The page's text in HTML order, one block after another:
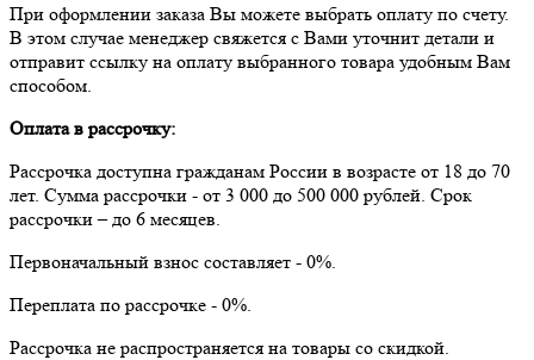
При оформлении заказа Вы можете выбрать оплату по счету.
В этом случае менеджер свяжется с Вами уточнит детали и
отправит ссылку на оплату выбранного товара удобным Вам
способом.
Оплата в рассрочку:
Рассрочка доступна гражданам России в возрасте от 18 до 70
лет. Сумма рассрочки - от 3 000 до 500 000 рублей. Срок
рассрочки – до 6 месяцев.
Первоначальный взнос составляет - 0%.
Переплата по рассрочке - 0%.
Рассрочка не распространяется на товары со скидкой.